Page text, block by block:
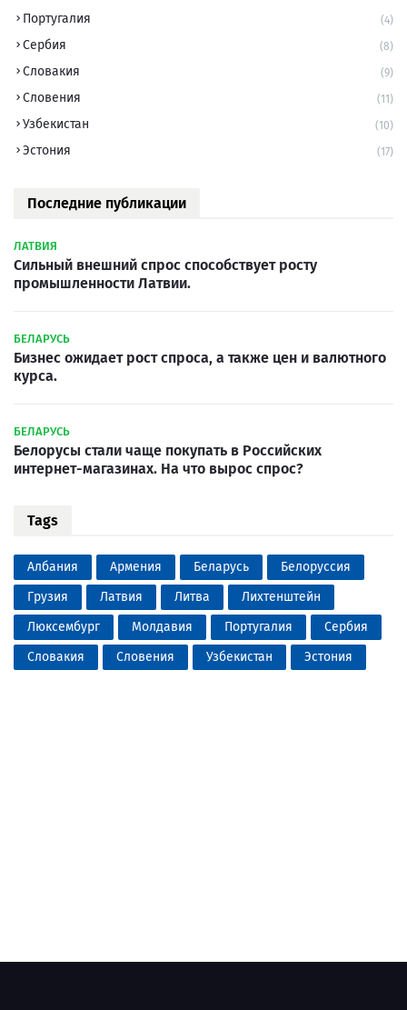
Португалия (4)
Сербия (8)
Словакия (9)
Словения (11)
Узбекистан (10)
Эстония (17)
Последние публикации
ЛАТВИЯ
Сильный внешний спрос способствует росту
промышленности Латвии.
БЕЛАРУСЬ
Бизнес ожидает рост спроса, а также цен и валютного
курса.
БЕЛАРУСЬ
Белорусы стали чаще покупать в Российских
интернет-магазинах. На что вырос спрос?
Tags
Албания Армения Беларусь
Белоруссия
Грузия
Латвия Литва
Лихтенштейн
Люксембург
Молдавия Португалия
Сербия
Словакия
Словения Узбекистан Эстония